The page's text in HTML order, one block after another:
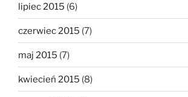
lipiec 2015 (6)
czerwiec 2015 (7)
maj 2015 (7)
kwiecień 2015 (8)